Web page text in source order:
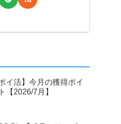
ポイ活】今月の獲得ポイ
【2026/7月】